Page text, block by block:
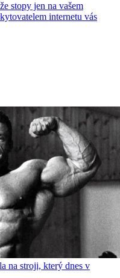
stopy jen na vašem
internetu vás
na stroji, který dnes v